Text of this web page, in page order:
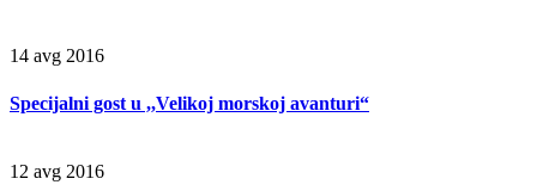
14 avg 2016
Specijalni gost u ,,Velikoj morskoj avanturi“
12 avg 2016